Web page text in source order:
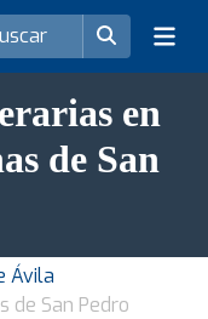
en
de San
Ávila
de San Pedro